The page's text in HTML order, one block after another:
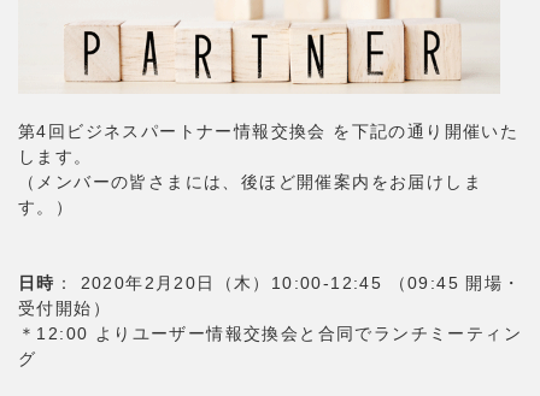
第4回ビジネスパートナー情報交換会 を下記の通り開催いた
します。
（メンバーの皆さまには、後ほど開催案内をお届けしま
す。）
日時 ： 2020年2月20日（木）10:00-12:45 （09:45 開場・
受付開始）
＊12:00 よりユーザー情報交換会と合同でランチミーティン
グ